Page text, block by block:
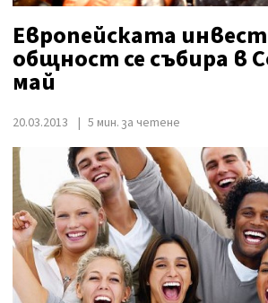
Европейската
общност се събира в
май
20.03.2013 5 мин. за четене